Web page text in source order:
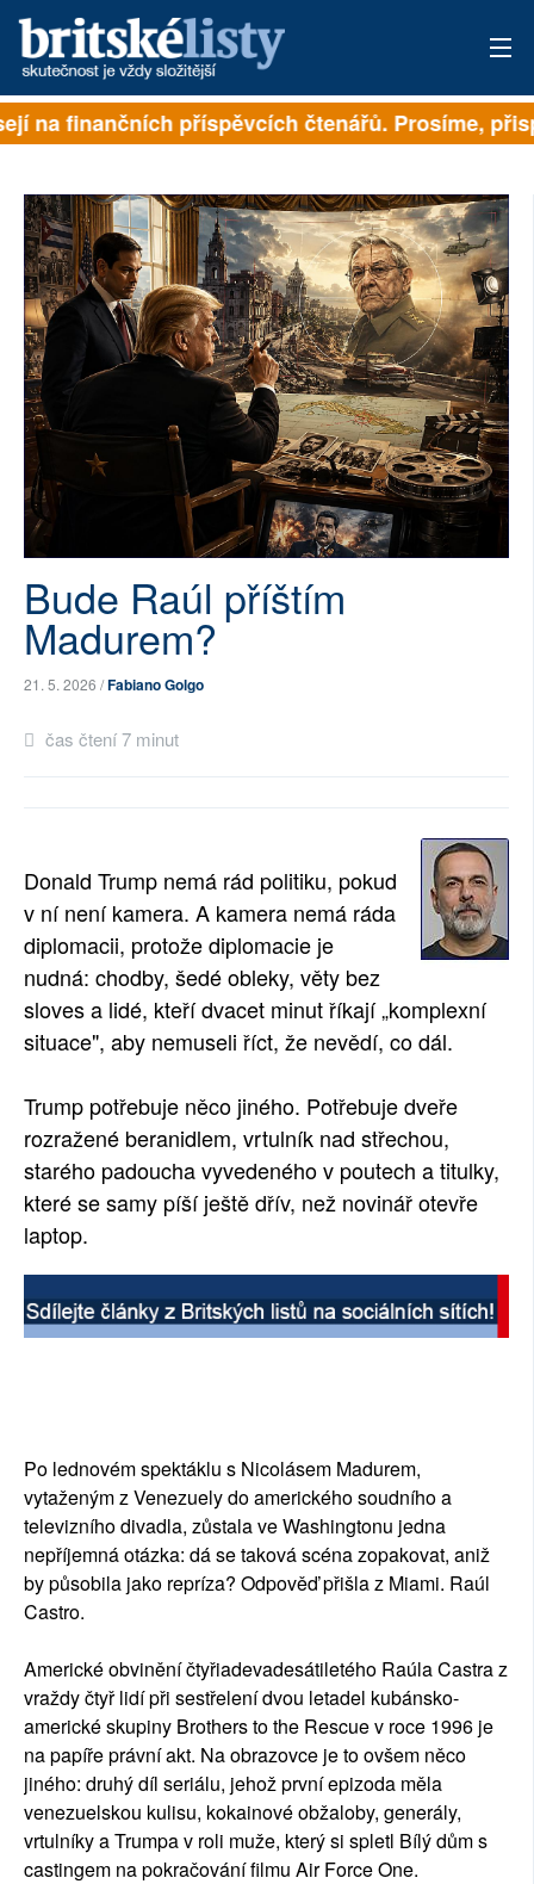
PŘIHLÁSIT
ARCHIV
ROZHOVORY
TÉMATA
NEJČTENĚJŠÍ ZA 7 DNÍ
AUTOŘI
PŘÍSPĚVKY NA PROVOZ
SOCIÁLNÍ SÍTĚ
RUBRIKY
PLNÁ VERZE STRÁNEK
na finančních příspěvcích čtenářů. Prosíme,
Bude Raúl příštím
Madurem?
21. 5. 2026 /Fabiano Golgo
čas čtení 7 minut
Donald Trump nemá rád politiku, pokud
v ní není kamera. A kamera nemá ráda
diplomacii, protože diplomacie je
nudná: chodby, šedé obleky, věty bez
sloves a lidé, kteří dvacet minut říkají „komplexní
situace", aby nemuseli říct, že nevědí, co dál.
Trump potřebuje něco jiného. Potřebuje dveře
rozražené beranidlem, vrtulník nad střechou,
starého padoucha vyvedeného v poutech a titulky,
které se samy píší ještě dřív, než novinář otevře
laptop.
Po lednovém spektáklu s Nicolásem Madurem,
vytaženým z Venezuely do amerického soudního a
televizního divadla, zůstala ve Washingtonu jedna
nepříjemná otázka: dá se taková scéna zopakovat, aniž
by působila jako repríza? Odpověď přišla z Miami. Raúl
Castro.
Americké obvinění čtyřiadevadesátiletého Raúla Castra z
vraždy čtyř lidí při sestřelení dvou letadel kubánsko-
americké skupiny Brothers to the Rescue v roce 1996 je
na papíře právní akt. Na obrazovce je to ovšem něco
jiného: druhý díl seriálu, jehož první epizoda měla
venezuelskou kulisu, kokainové obžaloby, generály,
vrtulníky a Trumpa v roli muže, který si spletl Bílý dům s
castingem na pokračování filmu Air Force One.